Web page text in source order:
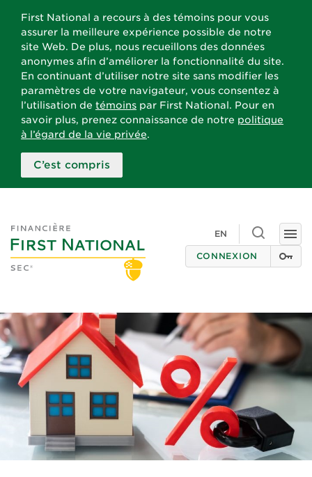
First National a recours à des témoins pour vous
assurer la meilleure expérience possible de notre
site Web. De plus, nous recueillons des données
anonymes afin d’améliorer la fonctionnalité du site.
En continuant d’utiliser notre site sans modifier les
paramètres de votre navigateur, vous consentez à
l’utilisation de témoins par First National. Pour en
savoir plus, prenez connaissance de notre politique
à l’égard de la vie privée.
C’est compris
EN
Toggle
search
CONNEXION